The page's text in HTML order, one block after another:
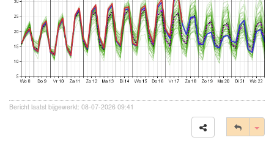
Bericht laatst bijgewerkt: 08-07-2026 09:41